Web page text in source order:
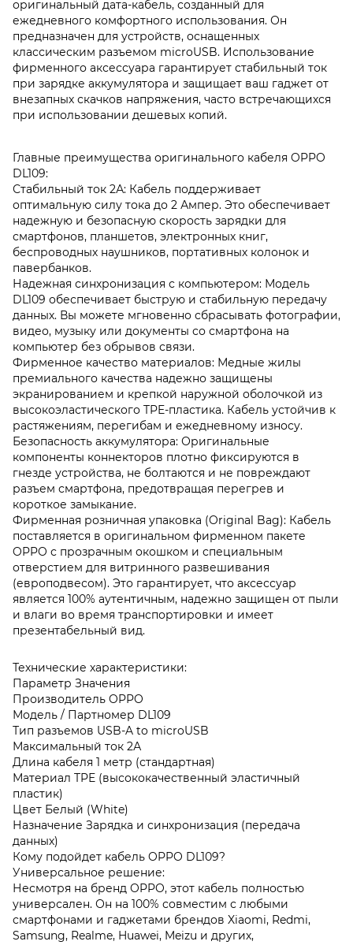
оригинальный дата-кабель, созданный для
ежедневного комфортного использования. Он
предназначен для устройств, оснащенных
классическим разъемом microUSB. Использование
фирменного аксессуара гарантирует стабильный ток
при зарядке аккумулятора и защищает ваш гаджет от
внезапных скачков напряжения, часто встречающихся
при использовании дешевых копий.
Главные преимущества оригинального кабеля OPPO
DL109:
Стабильный ток 2А: Кабель поддерживает
оптимальную силу тока до 2 Ампер. Это обеспечивает
надежную и безопасную скорость зарядки для
смартфонов, планшетов, электронных книг,
беспроводных наушников, портативных колонок и
павербанков.
Надежная синхронизация с компьютером: Модель
DL109 обеспечивает быструю и стабильную передачу
данных. Вы можете мгновенно сбрасывать фотографии,
видео, музыку или документы со смартфона на
компьютер без обрывов связи.
Фирменное качество материалов: Медные жилы
премиального качества надежно защищены
экранированием и крепкой наружной оболочкой из
высокоэластического TPE-пластика. Кабель устойчив к
растяжениям, перегибам и ежедневному износу.
Безопасность аккумулятора: Оригинальные
компоненты коннекторов плотно фиксируются в
гнезде устройства, не болтаются и не повреждают
разъем смартфона, предотвращая перегрев и
короткое замыкание.
Фирменная розничная упаковка (Original Bag): Кабель
поставляется в оригинальном фирменном пакете
OPPO с прозрачным окошком и специальным
отверстием для витринного развешивания
(европодвесом). Это гарантирует, что аксессуар
является 100% аутентичным, надежно защищен от пыли
и влаги во время транспортировки и имеет
презентабельный вид.
Технические характеристики:
Параметр Значения
Производитель OPPO
Модель / Партномер DL109
Тип разъемов USB-A to microUSB
Максимальный ток 2А
Длина кабеля 1 метр (стандартная)
Материал TPE (высококачественный эластичный
пластик)
Цвет Белый (White)
Назначение Зарядка и синхронизация (передача
данных)
Кому подойдет кабель OPPO DL109?
Универсальное решение:
Несмотря на бренд OPPO, этот кабель полностью
универсален. Он на 100% совместим с любыми
смартфонами и гаджетами брендов Xiaomi, Redmi,
Samsung, Realme, Huawei, Meizu и других,